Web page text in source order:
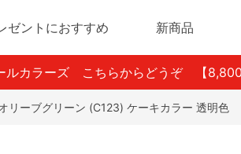
ゼントにおすすめ 新商品
ルカラーズ こちらからどうぞ 【8,800
リーブグリーン (C123) ケーキカラー 透明色